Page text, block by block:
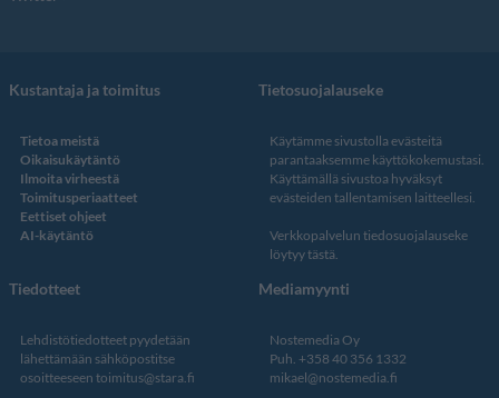
Kustantaja ja toimitus
Tietoa meistä
Oikaisukäytäntö
Ilmoita virheestä
Toimitusperiaatteet
Eettiset ohjeet
AI-käytäntö
Tietosuojalauseke
Käytämme sivustolla evästeitä
parantaaksemme käyttökokemustasi.
Käyttämällä sivustoa hyväksyt
evästeiden tallentamisen laitteellesi.
Verkkopalvelun tiedosuojalauseke
löytyy tästä.
Tiedotteet
Lehdistötiedotteet pyydetään
lähettämään sähköpostitse
osoitteeseen toimitus@stara.fi
Mediamyynti
Nostemedia Oy
Puh. +358 40 356 1332
mikael@nostemedia.fi